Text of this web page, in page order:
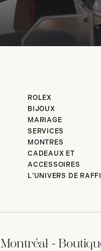
ROLEX
BIJOUX
MARIAGE
SERVICES
MONTRES
CADEAUX ET
ACCESSOIRES
L'UNIVERS DE RAFFI
Montréal -